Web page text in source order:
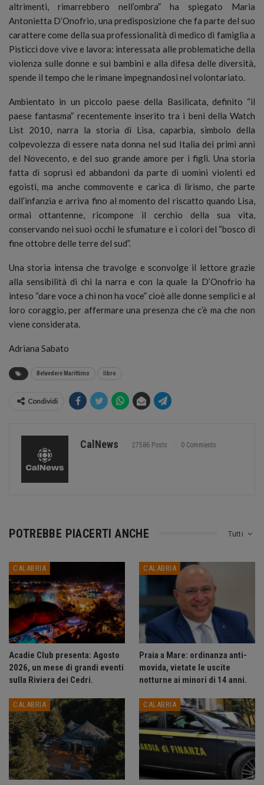
altrimenti, rimarrebbero nell’ombra” ha spiegato Maria
Antonietta D’Onofrio, una predisposizione che fa parte del suo
carattere come della sua professionalità di medico di famiglia a
Pisticci dove vive e lavora: interessata alle problematiche della
violenza sulle donne e sui bambini e alla difesa delle diversità,
spende il tempo che le rimane impegnandosi nel volontariato.
Ambientato in un piccolo paese della Basilicata, definito “il
paese fantasma” recentemente inserito tra i beni della Watch
List 2010, narra la storia di Lisa, caparbia, simbolo della
colpevolezza di essere nata donna nel sud Italia dei primi anni
del Novecento, e del suo grande amore per i figli. Una storia
fatta di soprusi ed abbandoni da parte di uomini violenti ed
egoisti, ma anche commovente e carica di lirismo, che parte
dall’infanzia e arriva fino al momento del riscatto quando Lisa,
ormai ottantenne, ricompone il cerchio della sua vita,
conservando nei suoi occhi le sfumature e i colori del “bosco di
fine ottobre delle terre del sud”.
Una storia intensa che travolge e sconvolge il lettore grazie
alla sensibilità di chi la narra e con la quale la D’Onofrio ha
inteso “dare voce a chi non ha voce” cioè alle donne semplici e al
loro coraggio, per affermare una presenza che c’è ma che non
viene considerata.
Adriana Sabato
Belvedere Marittimo libro
Condividi
CalNews 27586 Posts 0 Comments
Tutti
POTREBBE PIACERTI ANCHE
CALABRIA
Acadie Club presenta: Agosto
2026, un mese di grandi eventi
sulla Riviera dei Cedri.
CALABRIA
Praia a Mare: ordinanza anti-
movida, vietate le uscite
notturne ai minori di 14 anni.
CALABRIA CALABRIA